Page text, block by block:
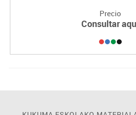
Precio
Consultar